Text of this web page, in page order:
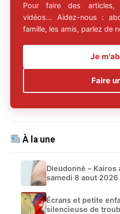
Pour faire des articles,
vidéos… Aidez-nous :
famille, les amis, parlez de
Je
Faire
À la une
Dieudonné –
samedi 8 aout 2026
Écrans et petite
silencieuse de